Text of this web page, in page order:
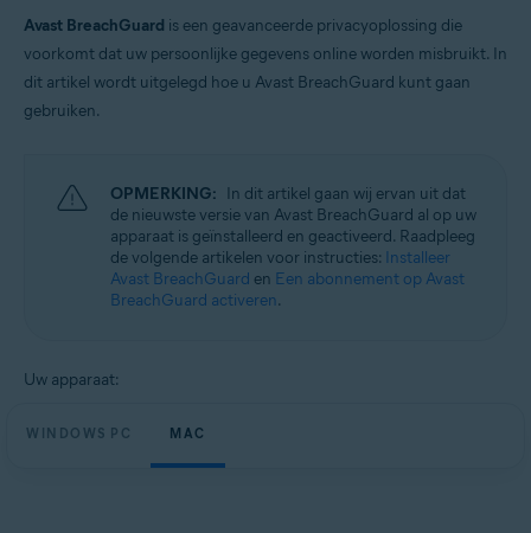
Producten:
Avast BreachGuard 23.x voor Windows
Besturingssystemen:
Microsoft Windows 8.1 / Pro / Enterprise – 32-/64-bits
Microsoft Windows 8 / Pro / Enterprise – 32-/64-bits
Microsoft Windows 7 Home Basic / Home Premium / Professional /
Enterprise / Ultimate – Service Pack 1, 32-/64-bits
Apple macOS 13.x (Ventura)
Apple macOS 10.14.x (Mojave)
Avast BreachGuard is een geavanceerde privacyoplossing die
voorkomt dat uw persoonlijke gegevens online worden misbruikt. In
dit artikel wordt uitgelegd hoe u Avast BreachGuard kunt gaan
gebruiken.
OPMERKING: In dit artikel gaan wij ervan uit dat
de nieuwste versie van Avast BreachGuard al op uw
apparaat is geïnstalleerd en geactiveerd. Raadpleeg
de volgende artikelen voor instructies: Installeer
Avast BreachGuard en Een abonnement op Avast
BreachGuard activeren.
Uw apparaat:
WINDOWS PC MAC